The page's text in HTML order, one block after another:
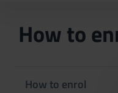
How to
How to enrol